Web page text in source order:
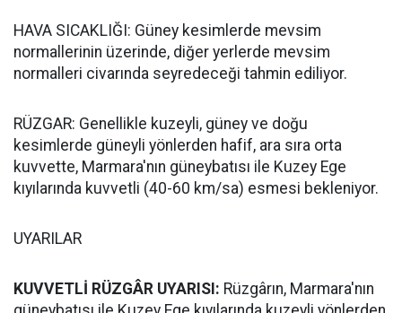
HAVA SICAKLIĞI: Güney kesimlerde mevsim
normallerinin üzerinde, diğer yerlerde mevsim
normalleri civarında seyredeceği tahmin ediliyor.
RÜZGAR: Genellikle kuzeyli, güney ve doğu
kesimlerde güneyli yönlerden hafif, ara sıra orta
kuvvette, Marmara'nın güneybatısı ile Kuzey Ege
kıyılarında kuvvetli (40-60 km/sa) esmesi bekleniyor.
UYARILAR
KUVVETLİ RÜZGÂR UYARISI: Rüzgârın, Marmara'nın